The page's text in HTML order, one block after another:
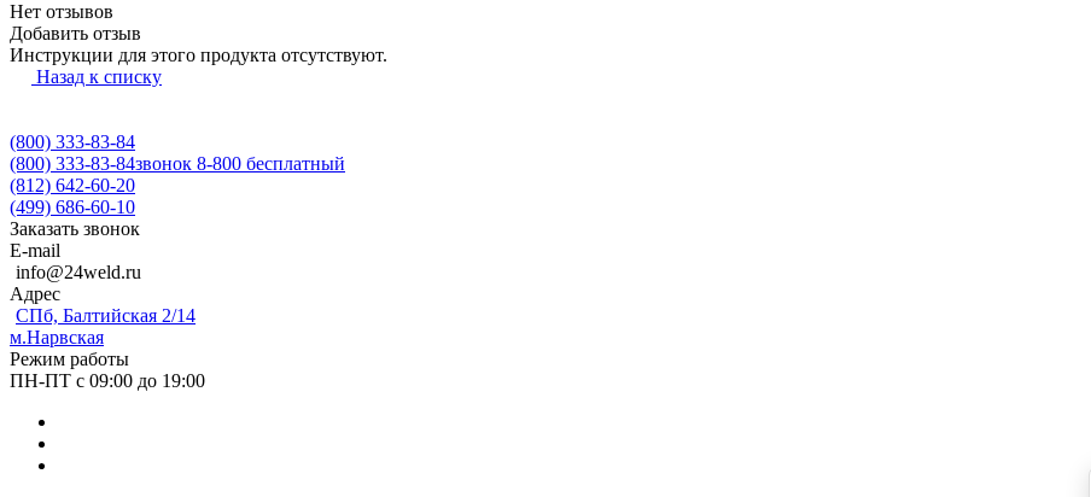
Нет отзывов
Добавить отзыв
Инструкции для этого продукта отсутствуют.
Назад к списку
(800) 333-83-84
(800) 333-83-84звонок 8-800 бесплатный
(812) 642-60-20
(499) 686-60-10
Заказать звонок
E-mail
info@24weld.ru
Адрес
СПб, Балтийская 2/14
м.Нарвская
Режим работы
ПН-ПТ с 09:00 до 19:00